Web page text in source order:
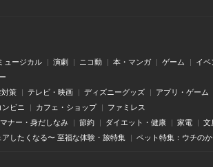
ュージカル 演劇 ニコ動 本・マンガ ゲーム イベ
対策 テレビ・映画 ディズニーグッズ アプリ・ゲーム
ンビニ カフェ・ショップ ファミレス
マナー・身だしなみ 節約 ダイエット・健康 家電 文
アしたくなる〜 至福な体験・旅特集 ペット特集：ウチのか